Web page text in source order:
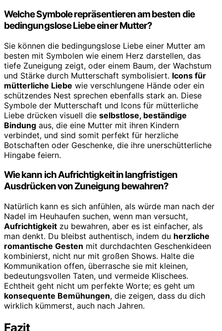
Welche Symbole repräsentieren am besten die
bedingungslose Liebe einer Mutter?
Sie können die bedingungslose Liebe einer Mutter am
besten mit Symbolen wie einem Herz darstellen, das
tiefe Zuneigung zeigt, oder einem Baum, der Wachstum
und Stärke durch Mutterschaft symbolisiert. Icons für
mütterliche Liebe wie verschlungene Hände oder ein
schützendes Nest sprechen ebenfalls stark an. Diese
Symbole der Mutterschaft und Icons für mütterliche
Liebe drücken visuell die selbstlose, beständige
Bindung aus, die eine Mutter mit ihren Kindern
verbindet, und sind somit perfekt für herzliche
Botschaften oder Geschenke, die ihre unerschütterliche
Hingabe feiern.
Wie kann ich Aufrichtigkeit in langfristigen
Ausdrücken von Zuneigung bewahren?
Natürlich kann es sich anfühlen, als würde man nach der
Nadel im Heuhaufen suchen, wenn man versucht,
Aufrichtigkeit zu bewahren, aber es ist einfacher, als
man denkt. Du bleibst authentisch, indem du herzliche
romantische Gesten mit durchdachten Geschenkideen
kombinierst, nicht nur mit großen Shows. Halte die
Kommunikation offen, überrasche sie mit kleinen,
bedeutungsvollen Taten, und vermeide Klischees.
Echtheit geht nicht um perfekte Worte; es geht um
konsequente Bemühungen, die zeigen, dass du dich
wirklich kümmerst, auch nach Jahren.
Fazit